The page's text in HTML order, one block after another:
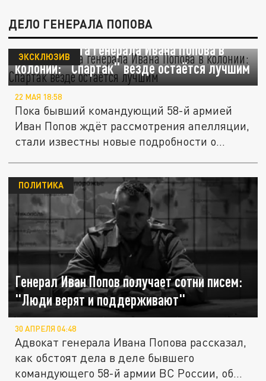
ДЕЛО ГЕНЕРАЛА ПОПОВА
Особая работа генерала Ивана Попова в
колонии: "Спартак" везде остаётся лучшим
ЭКСКЛЮЗИВ
22 МАЯ 18:58
Пока бывший командующий 58-й армией
Иван Попов ждёт рассмотрения апелляции,
стали известны новые подробности о...
Генерал Иван Попов получает сотни писем:
"Люди верят и поддерживают"
ПОЛИТИКА
30 АПРЕЛЯ 04:48
Адвокат генерала Ивана Попова рассказал,
как обстоят дела в деле бывшего
командующего 58-й армии ВС России, об...